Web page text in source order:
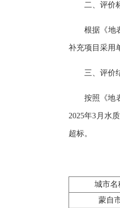
二、评价
根据《地
补充项目采用
三、评价
按照《地
2025年3月水
超标。
城市名
蒙自